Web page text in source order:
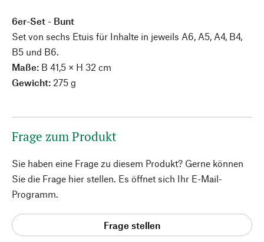
6er-Set - Bunt
Set von sechs Etuis für Inhalte in jeweils A6, A5, A4, B4,
B5 und B6.
Maße: B 41,5 × H 32 cm
Gewicht: 275 g
Frage zum Produkt
Sie haben eine Frage zu diesem Produkt? Gerne können
Sie die Frage hier stellen. Es öffnet sich Ihr E-Mail-
Programm.
Frage stellen